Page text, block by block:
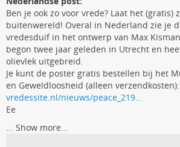
Ben je ook zo voor vrede? Laat het (gratis)
buitenwereld! Overal in Nederland zie je
vredesduif in het ontwerp van Max
begon twee jaar geleden in Utrecht en
olievlek uitgebreid.
Je kunt de poster gratis bestellen bij het
en Geweldloosheid (alleen
vredessite.nl/nieuws/peace_219…
Ee
... Show more...